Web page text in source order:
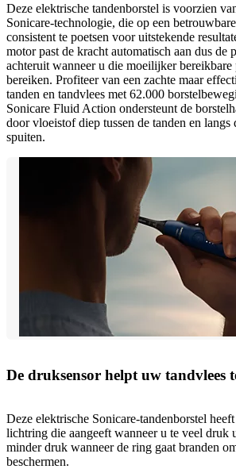
Deze elektrische tandenborstel is voorzien
Sonicare-technologie, die op een
consistent te poetsen voor uitstekende
motor past de kracht automatisch aan dus de
achteruit wanneer u die moeilijker bereikbare
bereiken. Profiteer van een zachte maar
tanden en tandvlees met 62.000
Sonicare Fluid Action ondersteunt de
door vloeistof diep tussen de tanden en langs
spuiten.
De druksensor helpt uw tandvlees
Deze elektrische Sonicare-tandenborstel
lichtring die aangeeft wanneer u te veel druk
minder druk wanneer de ring gaat branden
beschermen.